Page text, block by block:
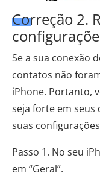
Correção 2.
Se a sua conexão
contatos não
iPhone. Portanto,
seja forte em seus
suas
Passo 1. No seu
em “Geral”.